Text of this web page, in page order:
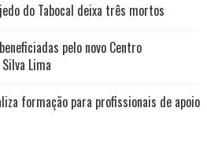
do Tabocal deixa três mortos
pelo novo Centro
Lima
formação para profissionais de apoio